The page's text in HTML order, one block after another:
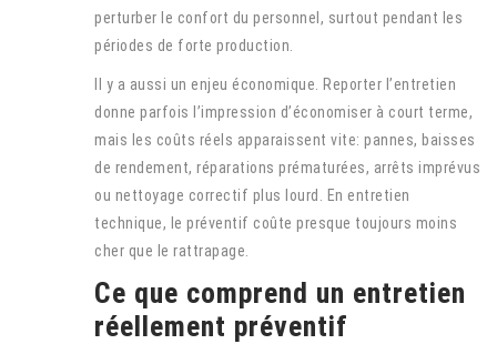
perturber le confort du personnel, surtout pendant les
périodes de forte production.
Il y a aussi un enjeu économique. Reporter l’entretien
donne parfois l’impression d’économiser à court terme,
mais les coûts réels apparaissent vite: pannes, baisses
de rendement, réparations prématurées, arrêts imprévus
ou nettoyage correctif plus lourd. En entretien
technique, le préventif coûte presque toujours moins
cher que le rattrapage.
Ce que comprend un entretien
réellement préventif